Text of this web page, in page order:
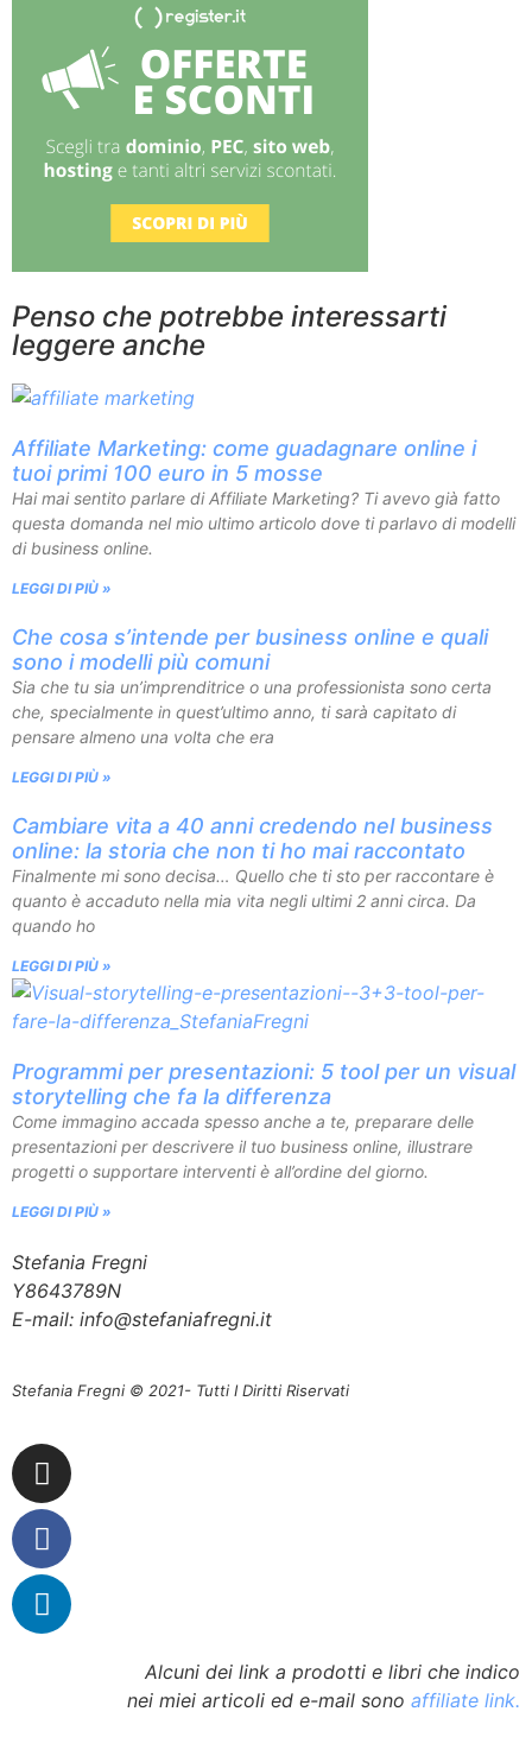
Penso che potrebbe interessarti
leggere anche
Affiliate Marketing: come guadagnare online i
tuoi primi 100 euro in 5 mosse
Hai mai sentito parlare di Affiliate Marketing? Ti avevo già fatto
questa domanda nel mio ultimo articolo dove ti parlavo di modelli
di business online.
LEGGI DI PIÙ »
Che cosa s’intende per business online e quali
sono i modelli più comuni
Sia che tu sia un’imprenditrice o una professionista sono certa
che, specialmente in quest’ultimo anno, ti sarà capitato di
pensare almeno una volta che era
LEGGI DI PIÙ »
Cambiare vita a 40 anni credendo nel business
online: la storia che non ti ho mai raccontato
Finalmente mi sono decisa… Quello che ti sto per raccontare è
quanto è accaduto nella mia vita negli ultimi 2 anni circa. Da
quando ho
LEGGI DI PIÙ »
Programmi per presentazioni: 5 tool per un visual
storytelling che fa la differenza
Come immagino accada spesso anche a te, preparare delle
presentazioni per descrivere il tuo business online, illustrare
progetti o supportare interventi è all’ordine del giorno.
LEGGI DI PIÙ »
Stefania Fregni
Y8643789N
E-mail: info@stefaniafregni.it
Stefania Fregni © 2021- Tutti I Diritti Riservati
Alcuni dei link a prodotti e libri che indico
nei miei articoli ed e-mail sono affiliate link.